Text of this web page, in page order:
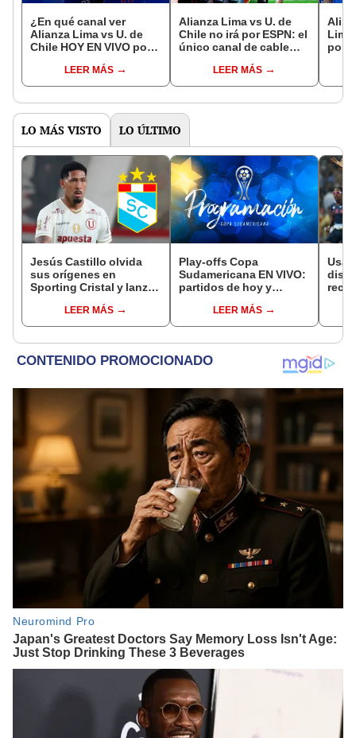
¿En qué canal ver
Alianza Lima vs U. de
Chile HOY EN VIVO por
Copa Sudamericana
2025?
LEER MÁS
Alianza Lima vs U. de
Chile no irá por ESPN: el
único canal de cable
exclusiva el partido de
Copa Sudamericana
LEER MÁS
Lima
por
LO MÁS VISTO LO ÚLTIMO
Jesús Castillo olvida
sus orígenes en
Sporting Cristal y lanzó
triunfo de Universitario:
"Demostrando de qué
LEER MÁS
Play-offs Copa
Sudamericana EN VIVO:
partidos de hoy y
torneoLEER MÁS